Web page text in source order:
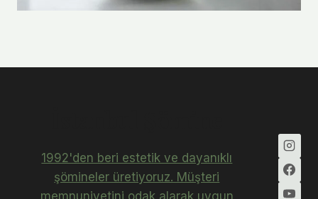
1992'den beri estetik ve dayanıklı
şömineler üretiyoruz. Müşteri
memnuniyetini odak alarak uygun